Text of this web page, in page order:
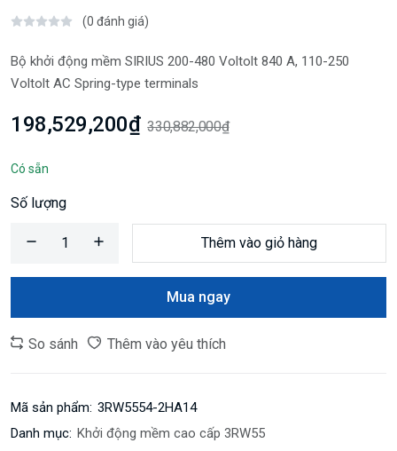
(0 đánh giá)
Bộ khởi động mềm SIRIUS 200-480 Voltolt 840 A, 110-250
Voltolt AC Spring-type terminals
198,529,200₫ 330,882,000₫
Có sẵn
Số lượng
Thêm vào giỏ hàng
Mua ngay
So sánh Thêm vào yêu thích
Mã sản phẩm: 3RW5554-2HA14
Danh mục: Khởi động mềm cao cấp 3RW55